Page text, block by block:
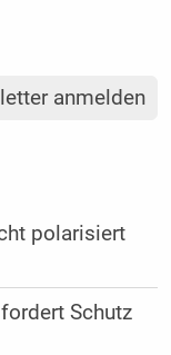
anmelden
polarisiert
Schutz